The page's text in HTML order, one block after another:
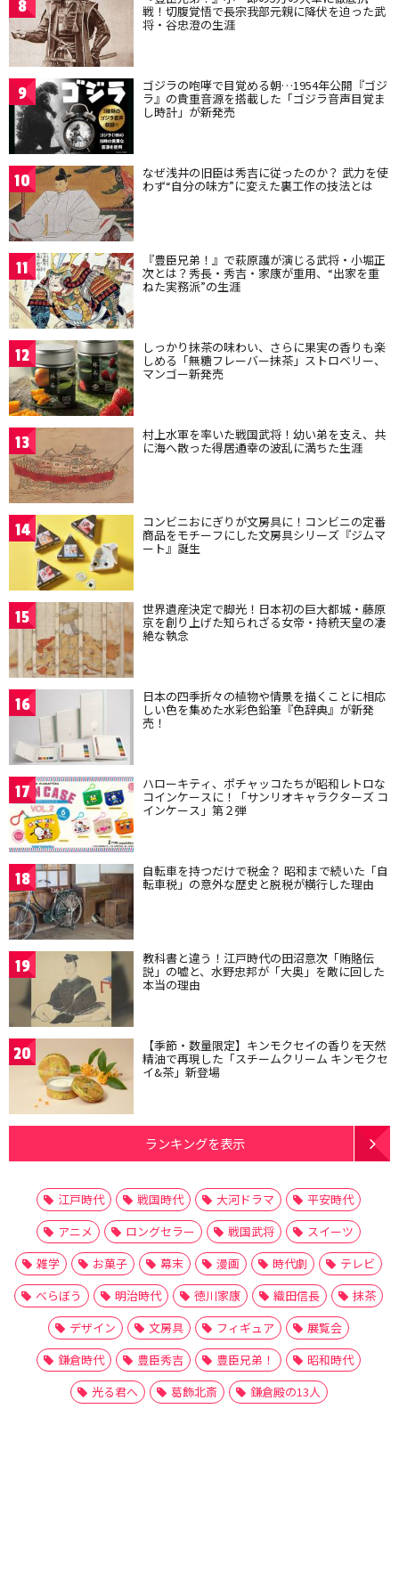
8 戦！切腹覚悟で長宗我部元親に降伏を迫った武
将・谷忠澄の生涯
9 ゴジラの咆哮で目覚める朝…1954年公開『ゴジ
ラ』の貴重音源を搭載した「ゴジラ音声目覚ま
し時計」が新発売
10 なぜ浅井の旧臣は秀吉に従ったのか？ 武力を使
わず“自分の味方”に変えた裏工作の技法とは
11 『豊臣兄弟！』で萩原護が演じる武将・小堀正
次とは？秀長・秀吉・家康が重用、“出家を重
ねた実務派”の生涯
12 しっかり抹茶の味わい、さらに果実の香りも楽
しめる「無糖フレーバー抹茶」ストロベリー、
マンゴー新発売
13 村上水軍を率いた戦国武将！幼い弟を支え、共
に海へ散った得居通幸の波乱に満ちた生涯
14 コンビニおにぎりが文房具に！コンビニの定番
商品をモチーフにした文房具シリーズ『ジムマ
ート』誕生
15 世界遺産決定で脚光！日本初の巨大都城・藤原
京を創り上げた知られざる女帝・持統天皇の凄
絶な執念
16 日本の四季折々の植物や情景を描くことに相応
しい色を集めた水彩色鉛筆『色辞典』が新発
売！
17 ハローキティ、ポチャッコたちが昭和レトロな
コインケースに！「サンリオキャラクターズ コ
インケース」第２弾
18 自転車を持つだけで税金？ 昭和まで続いた「自
転車税」の意外な歴史と脱税が横行した理由
19 教科書と違う！江戸時代の田沼意次「賄賂伝
説」の嘘と、水野忠邦が「大奥」を敵に回した
本当の理由
20 【季節・数量限定】キンモクセイの香りを天然
精油で再現した「スチームクリーム キンモクセ
イ&茶」新登場
ランキングを表示
江戸時代 戦国時代 大河ドラマ
平安時代
アニメ
ロングセラー 戦国武将
スイーツ
雑学
お菓子 幕末 漫画 時代劇
テレビ
べらぼう
明治時代 徳川家康 織田信長
抹茶
デザイン
文房具 フィギュア
展覧会
鎌倉時代
豊臣秀吉 豊臣兄弟！
昭和時代
光る君へ
葛飾北斎 鎌倉殿の13人